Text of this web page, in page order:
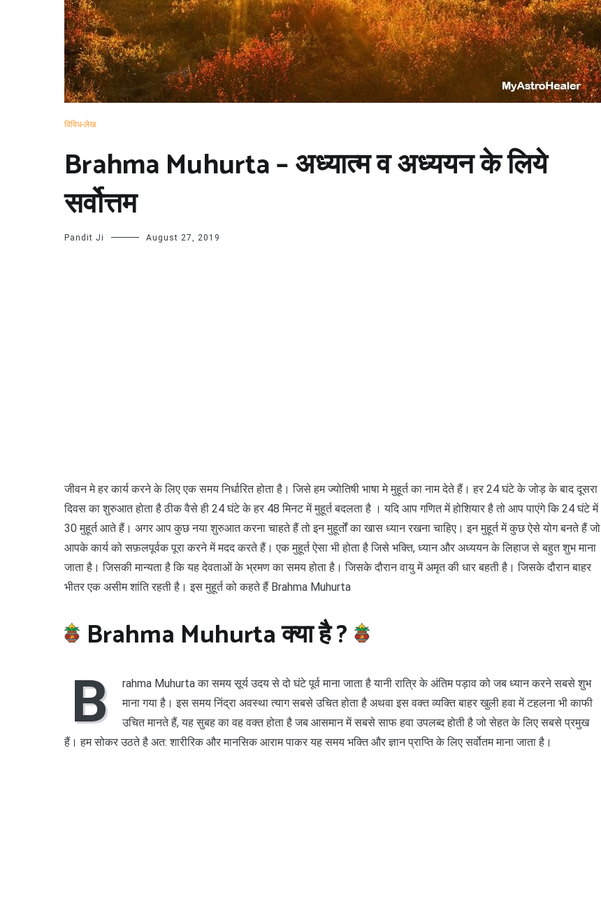
विविध-लेख
Brahma Muhurta – अध्यात्म व अध्ययन के लिये
सर्वोत्तम
Pandit Ji August 27, 2019
जीवन मे हर कार्य करने के लिए एक समय निर्धारित होता है। जिसे हम ज्योतिषी भाषा मे मुहूर्त का नाम देते हैं। हर 24 घंटे के जोड़ के बाद दूसरा
दिवस का शुरुआत होता है ठीक वैसे ही 24 घंटे के हर 48 मिनट में मुहूर्त बदलता है । यदि आप गणित में होशियार है तो आप पाएंगे कि 24 घंटे में
30 मुहूर्त आते हैं। अगर आप कुछ नया शुरुआत करना चाहते हैं तो इन मुहूर्तों का खास ध्यान रखना चाहिए। इन मुहूर्त में कुछ ऐसे योग बनते हैं जो
आपके कार्य को सफ़लपूर्वक पूरा करने में मदद करते हैं। एक मुहूर्त ऐसा भी होता है जिसे भक्ति, ध्यान और अध्ययन के लिहाज से बहुत शुभ माना
जाता है। जिसकी मान्यता है कि यह देवताओं के भ्रमण का समय होता है। जिसके दौरान वायु में अमृत की धार बहती है। जिसके दौरान बाहर
भीतर एक असीम शांति रहती है। इस मुहूर्त को कहते हैं Brahma Muhurta
Brahma Muhurta क्या है ?
B
rahma Muhurta का समय सूर्य उदय से दो घंटे पूर्व माना जाता है यानी रात्रि के अंतिम पड़ाव को जब ध्यान करने सबसे शुभ
माना गया है। इस समय निंद्रा अवस्था त्याग सबसे उचित होता है अथवा इस वक्त व्यक्ति बाहर खुली हवा में टहलना भी काफी
उचित मानते हैं, यह सुबह का वह वक्त होता है जब आसमान में सबसे साफ हवा उपलब्द होती है जो सेहत के लिए सबसे प्रमुख
हैं। हम सोकर उठते है अत: शारीरिक और मानसिक आराम पाकर यह समय भक्ति और ज्ञान प्राप्ति के लिए सर्वोतम माना जाता है।